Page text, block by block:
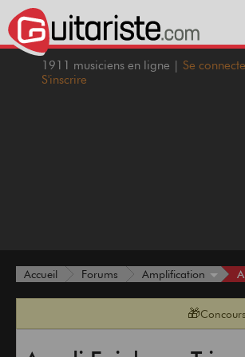
1911 musiciens en ligne | Se
S'inscrire
Accueil Forums Amplification
🎁